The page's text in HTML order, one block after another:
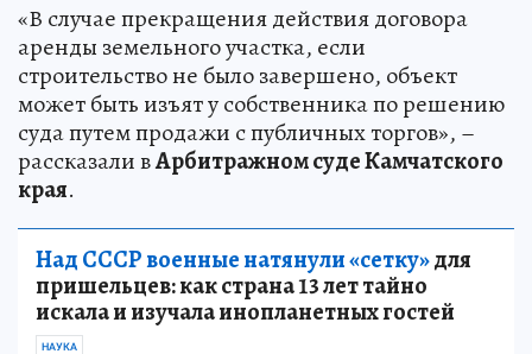
«В случае прекращения действия договора
аренды земельного участка, если
строительство не было завершено, объект
может быть изъят у собственника по решению
суда путем продажи с публичных торгов», –
рассказали вАрбитражном суде Камчатского
края.
Над СССР военные натянули «сетку»для
пришельцев: как страна 13 лет тайно
искала и изучала инопланетных гостей
НАУКА